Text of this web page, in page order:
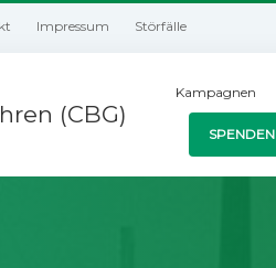
Impressum Störfälle
(CBG)
Kampagnen
SPENDEN